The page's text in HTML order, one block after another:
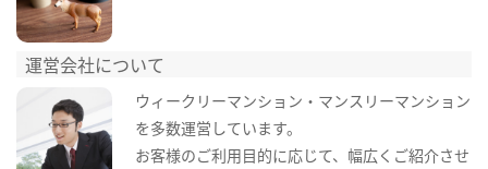
運営会社について
ウィークリーマンション・マンスリーマンション
を多数運営しています。
お客様のご利用目的に応じて、幅広くご紹介させ